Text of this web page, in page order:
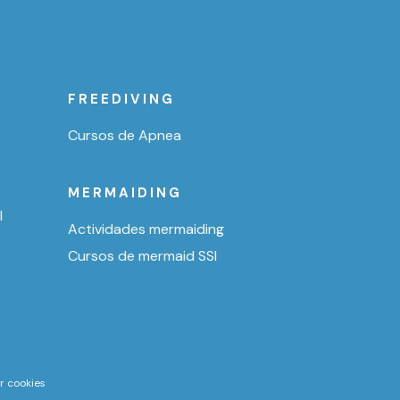
FREEDIVING
Cursos de Apnea
MERMAIDING
Actividades mermaiding
Cursos de mermaid SSI
cookies